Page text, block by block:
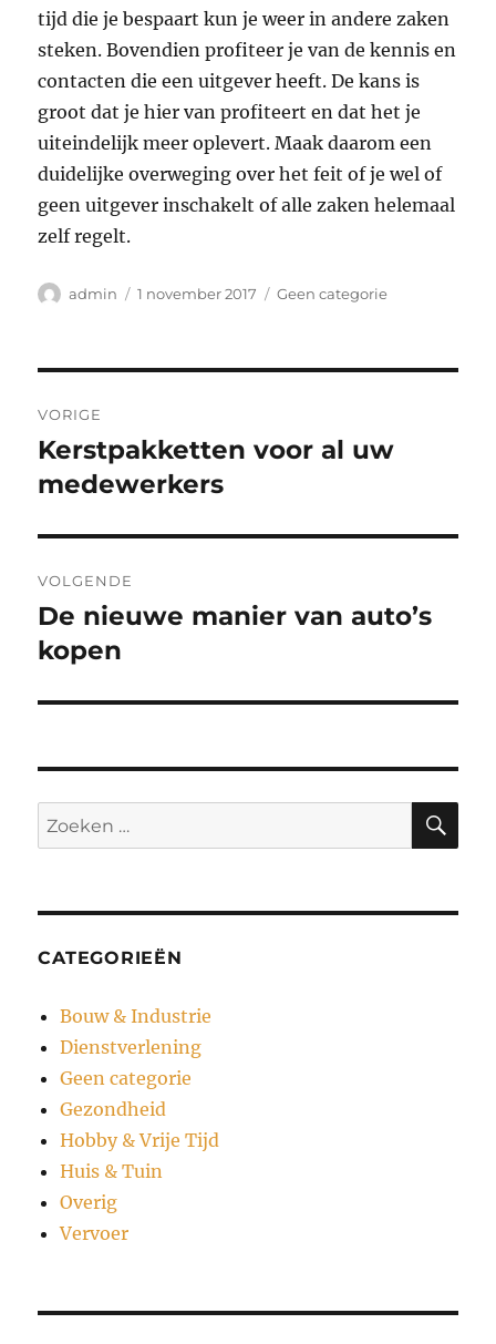
tijd die je bespaart kun je weer in andere zaken
steken. Bovendien profiteer je van de kennis en
contacten die een uitgever heeft. De kans is
groot dat je hier van profiteert en dat het je
uiteindelijk meer oplevert. Maak daarom een
duidelijke overweging over het feit of je wel of
geen uitgever inschakelt of alle zaken helemaal
zelf regelt.
Auteur
admin
Geplaatst
1 november 2017 Categorieën
Geen categorie
navigatie
VORIGE
Vorig
bericht:
Kerstpakketten voor al uw
medewerkers
VOLGENDE
Volgend
bericht:
De nieuwe manier van auto’s
kopen
Zoeken
naar:
CATEGORIEËN
Bouw & Industrie
Dienstverlening
Geen categorie
Gezondheid
Hobby & Vrije Tijd
Huis & Tuin
Overig
Vervoer